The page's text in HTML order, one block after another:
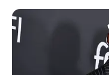
investigasi